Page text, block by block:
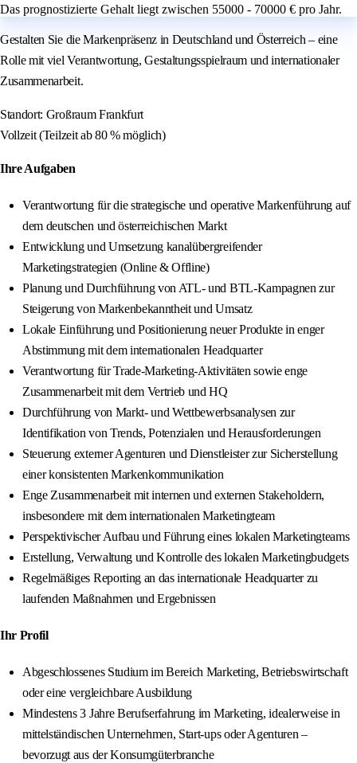
Das prognostizierte Gehalt liegt zwischen 55000 - 70000 € pro Jahr.
Gestalten Sie die Markenpräsenz in Deutschland und Österreich – eine
Rolle mit viel Verantwortung, Gestaltungsspielraum und internationaler
Zusammenarbeit.
Standort: Großraum Frankfurt
Vollzeit (Teilzeit ab 80 % möglich)
Ihre Aufgaben
Verantwortung für die strategische und operative Markenführung auf
dem deutschen und österreichischen Markt
Entwicklung und Umsetzung kanalübergreifender
Marketingstrategien (Online & Offline)
Planung und Durchführung von ATL- und BTL-Kampagnen zur
Steigerung von Markenbekanntheit und Umsatz
Lokale Einführung und Positionierung neuer Produkte in enger
Abstimmung mit dem internationalen Headquarter
Verantwortung für Trade-Marketing-Aktivitäten sowie enge
Zusammenarbeit mit dem Vertrieb und HQ
Durchführung von Markt- und Wettbewerbsanalysen zur
Identifikation von Trends, Potenzialen und Herausforderungen
Steuerung externer Agenturen und Dienstleister zur Sicherstellung
einer konsistenten Markenkommunikation
Enge Zusammenarbeit mit internen und externen Stakeholdern,
insbesondere mit dem internationalen Marketingteam
Perspektivischer Aufbau und Führung eines lokalen Marketingteams
Erstellung, Verwaltung und Kontrolle des lokalen Marketingbudgets
Regelmäßiges Reporting an das internationale Headquarter zu
laufenden Maßnahmen und Ergebnissen
Ihr Profil
Abgeschlossenes Studium im Bereich Marketing, Betriebswirtschaft
oder eine vergleichbare Ausbildung
Mindestens 3 Jahre Berufserfahrung im Marketing, idealerweise in
mittelständischen Unternehmen, Start-ups oder Agenturen –
bevorzugt aus der Konsumgüterbranche